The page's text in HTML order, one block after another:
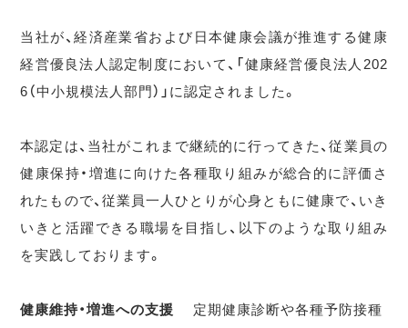
当社が、経済産業省および日本健康会議が推進する健康
経営優良法人認定制度において、「健康経営優良法人202
6（中小規模法人部門）」に認定されました。
本認定は、当社がこれまで継続的に行ってきた、従業員の
健康保持・増進に向けた各種取り組みが総合的に評価さ
れたもので、従業員一人ひとりが心身ともに健康で、いき
いきと活躍できる職場を目指し、以下のような取り組み
を実践しております。
健康維持・増進への支援 定期健康診断や各種予防接種